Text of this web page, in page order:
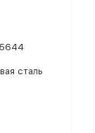
сталь